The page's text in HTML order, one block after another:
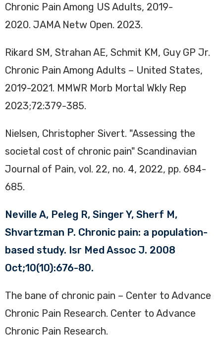
Chronic Pain Among US Adults, 2019-
2020. JAMA Netw Open. 2023.
Rikard SM, Strahan AE, Schmit KM, Guy GP Jr.
Chronic Pain Among Adults – United States,
2019-2021. MMWR Morb Mortal Wkly Rep
2023;72:379-385.
Nielsen, Christopher Sivert. "Assessing the
societal cost of chronic pain" Scandinavian
Journal of Pain, vol. 22, no. 4, 2022, pp. 684-
685.
Neville A, Peleg R, Singer Y, Sherf M,
Shvartzman P. Chronic pain: a population-
based study. Isr Med Assoc J. 2008
Oct;10(10):676-80.
The bane of chronic pain – Center to Advance
Chronic Pain Research. Center to Advance
Chronic Pain Research.